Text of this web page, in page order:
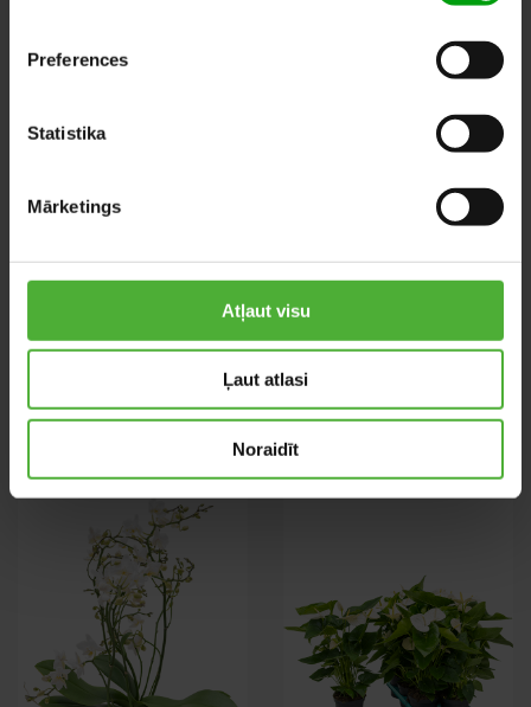
Preferences
Statistika
Mārketings
Atļaut visu
Ļaut atlasi
Noraidīt
Oerstediana
Tassmania